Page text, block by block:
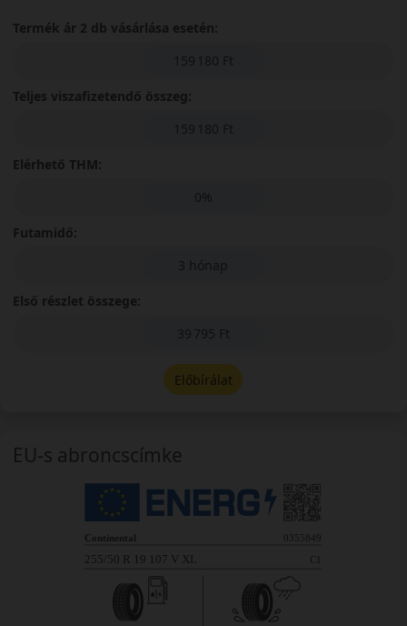
Termék ár 2 db vásárlása esetén:
159 180 Ft
Teljes viszafizetendő összeg:
159 180 Ft
Elérhető THM:
0%
Futamidő:
3 hónap
Első részlet összege:
39 795 Ft
Előbírálat
EU-s abroncscímke